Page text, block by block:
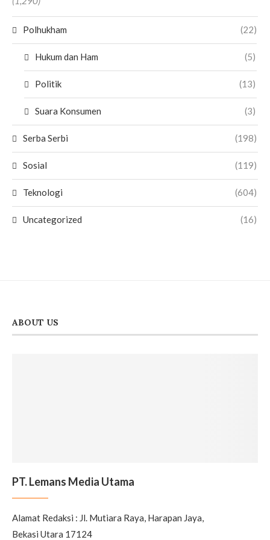
Polhukham (22)
Hukum dan Ham (5)
Politik (13)
Suara Konsumen (3)
Serba Serbi (198)
Sosial (119)
Teknologi (604)
Uncategorized (16)
ABOUT US
PT. Lemans Media Utama
Alamat Redaksi : Jl. Mutiara Raya, Harapan Jaya,
Bekasi Utara 17124